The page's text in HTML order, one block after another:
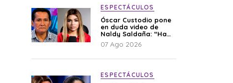
ESPECTÁCULOS
Óscar Custodio pone
en duda video de
Naldy Saldaña: “Hay
cosas que de repente
se han editado”
07 Ago 2026
ESPECTÁCULOS